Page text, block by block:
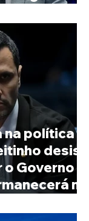
na política
desiste
Governo de
no